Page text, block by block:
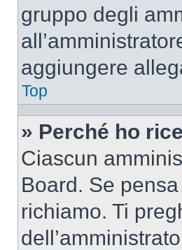
gruppo degli
aggiungere
Top
» Perché ho
Ciascun
Board. Se
richiamo. Ti